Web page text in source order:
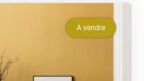
A vendre